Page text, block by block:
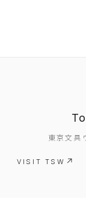
東京文具
VISIT TSW